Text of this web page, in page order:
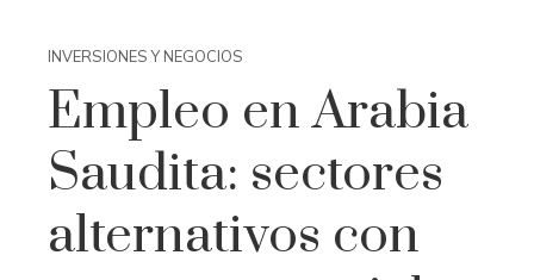
INVERSIONES Y NEGOCIOS
Empleo en Arabia
Saudita: sectores
alternativos con